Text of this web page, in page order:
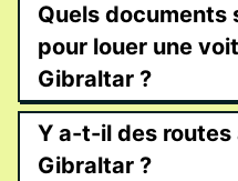
Quels documents
pour louer une
Gibraltar ?
Y a-t-il des routes
Gibraltar ?